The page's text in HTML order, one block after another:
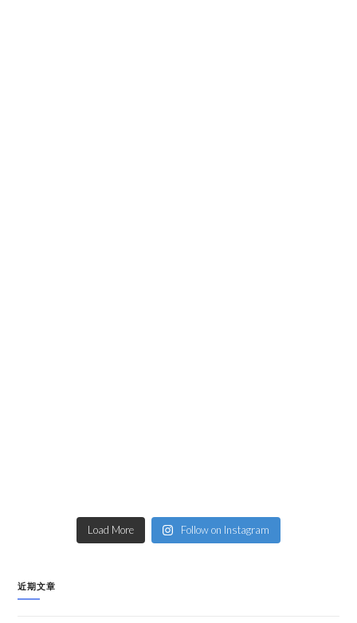
Load More Follow on Instagram
近期文章